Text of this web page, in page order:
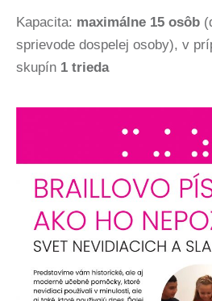
Kapacita: maximálne 15 osôb
sprievode dospelej osoby), v
skupín 1 trieda